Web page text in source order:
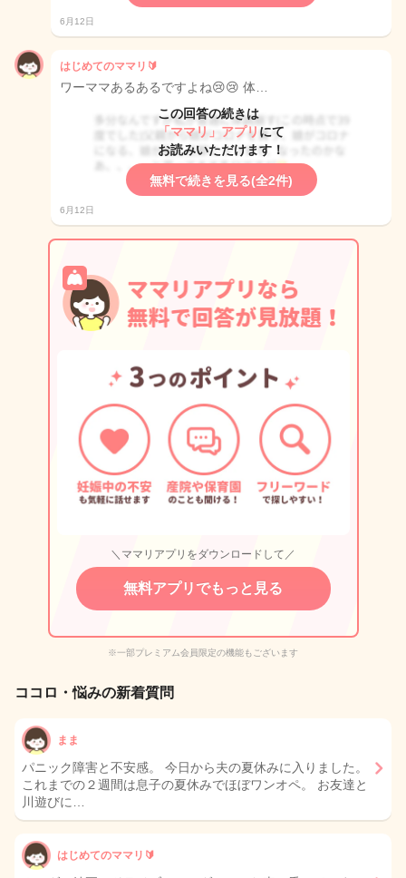
6月12日
はじめてのママリ🔰
ワーママあるあるですよね😢😢 体…
この回答の続きは
「ママリ」アプリ にて
お読みいただけます！
無料で続きを見る(全2件)
6月12日
＼ママリアプリをダウンロードして／
無料アプリでもっと見る
※一部プレミアム会員限定の機能もございます
ココロ・悩みの新着質問
まま
パニック障害と不安感。 今日から夫の夏休みに入りました。
これまでの２週間は息子の夏休みでほぼワンオペ。 お友達と
川遊びに…
はじめてのママリ🔰